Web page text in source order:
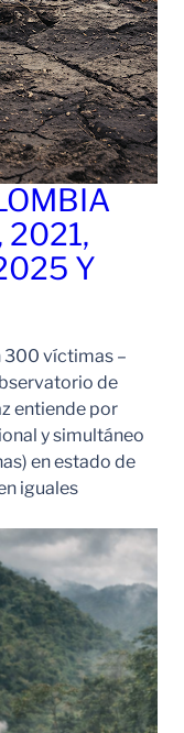
2021,
Y
300 víctimas –
de
entiende por
y simultáneo
en estado de
iguales